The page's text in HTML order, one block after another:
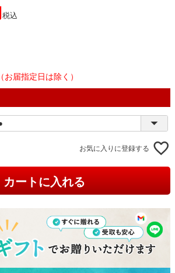
税込
届指定日は除く）
お気に入りに登録する
カートに入れる